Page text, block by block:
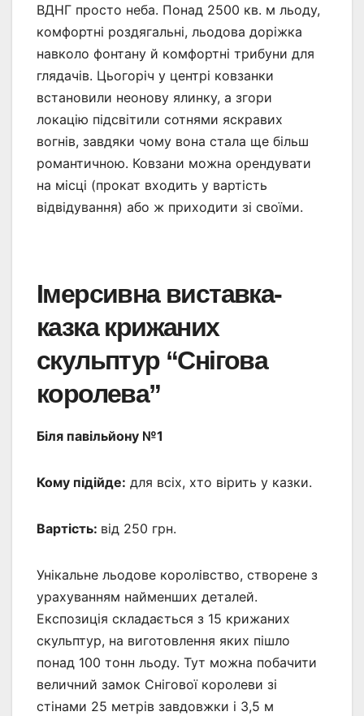
ВДНГ просто неба. Понад 2500 кв. м льоду,
комфортні роздягальні, льодова доріжка
навколо фонтану й комфортні трибуни для
глядачів. Цьогоріч у центрі ковзанки
встановили неонову ялинку, а згори
локацію підсвітили сотнями яскравих
вогнів, завдяки чому вона стала ще більш
романтичною. Ковзани можна орендувати
на місці (прокат входить у вартість
відвідування) або ж приходити зі своїми.
Імерсивна виставка-
казка крижаних
скульптур “Снігова
королева”
Біля павільйону №1
Кому підійде: для всіх, хто вірить у казки.
Вартість: від 250 грн.
Унікальне льодове королівство, створене з
урахуванням найменших деталей.
Експозиція складається з 15 крижаних
скульптур, на виготовлення яких пішло
понад 100 тонн льоду. Тут можна побачити
величний замок Снігової королеви зі
стінами 25 метрів завдовжки і 3,5 м